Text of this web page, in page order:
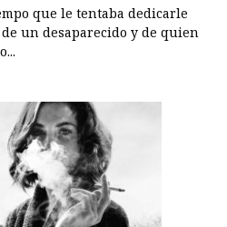
que le tentaba dedicarle
un desaparecido y de quien